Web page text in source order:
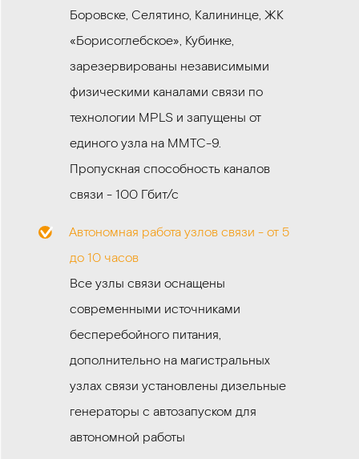
Боровске, Селятино, Калининце, ЖК
«Борисоглебское», Кубинке,
зарезервированы независимыми
физическими каналами связи по
технологии MPLS и запущены от
единого узла на ММТС-9.
Пропускная способность каналов
связи - 100 Гбит/с
Автономная работа узлов связи - от 5
до 10 часов
Все узлы связи оснащены
современными источниками
бесперебойного питания,
дополнительно на магистральных
узлах связи установлены дизельные
генераторы с автозапуском для
автономной работы